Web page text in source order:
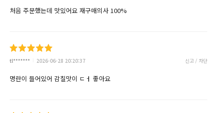
처음 주문했는데 맛있어요 재구매의사 100%
tl******* 2026-06-28 20:20:37 신고 / 차단
명란이 들어있어 감칠맛이 ㄷㅓ 좋아요